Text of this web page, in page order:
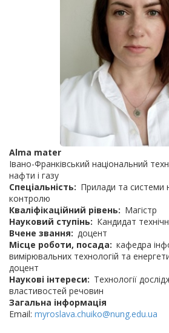
Alma mater
Івано-Франківський національний
нафти і газу
Спеціальність
Прилади та системи
контролю
Кваліфікаційний рівень
Магістр
Науковий ступінь
Кандидат
Вчене звання
доцент
Місце роботи, посада
кафедра
вимірювальних технологій та
доцент
Наукові інтереси
Технології
властивостей речовин
Загальна інформація
Email: myroslava.chuiko@nung.edu.ua